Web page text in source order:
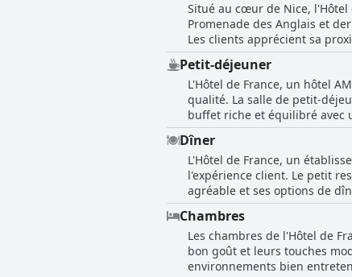
Situé au cœur de Nice, l'Hôtel
Promenade des Anglais et
Les clients apprécient sa
L'hôtel brille non seulement
vieille ville, animée de
fluide avec l'aéroport et
de France, une rue en partie
point de départ idéal pour
au musée Masséna ou pour
permet un repos paisible au
de manière authentique et
Petit-déjeuner
L'Hôtel de France, un hôtel
qualité. La salle de petit-
buffet riche et équilibré avec
d'orange fraîchement
proposés, allant des choix sucrés aux
que le petit-déjeuner
trouvé satisfaisant et bien
continentales traditionnelles
satisfaits. Le service du
chaleureuse et son attention aux détails. Le cadre, associé à un environnement tranquille loin de
contribue à l'expérience
AMMI, reste un point fort
Dîner
L'Hôtel de France, un
l'expérience client. Le petit
agréable et ses options de
dîner limité, le restaurant sur
dans ses recommandations
restauration de premier
divers choix de dîners à
l'hôtel les aide à obtenir des
Chambres
Les chambres de l'Hôtel de
bon goût et leurs touches
environnements bien